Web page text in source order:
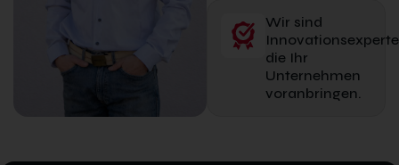
Wir sind
die Ihr
Unternehmen
voranbringen.